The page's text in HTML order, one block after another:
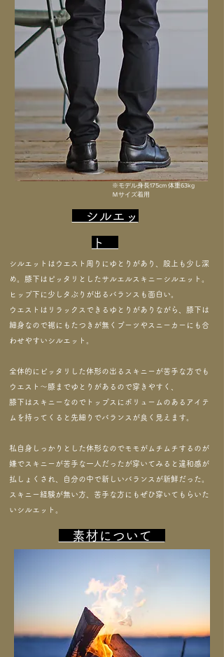
※モデル身長175cm 体重63kg
Ｍサイズ着用​
​ シルエッ
ト
シルエットはウエスト周りにゆとりがあり、股上も少し深
め。膝下はピッタリとしたサルエルスキニーシルエット。
​ヒップ下に少しタぶりが出るバランスも面白い。
ウエストはリラックスできるゆとりがありながら、膝下は
細身なので裾にもたつきが無く ​ブーツやスニーカーにも合
わせやすいシルエット。
全体的にピッタリした体形の出るスキニーが苦手な方でも
ウエスト～膝までゆとりがあるので穿きやすく、
膝下はスキニーなのでトップスにボリュームのあるアイテ
ムを持ってくると 先細りでバランスが良く見えます。
私自身しっかりとした体形なのでモモがムチムチするのが
嫌でスキニーが苦手な一人だったが穿いてみると違和感が
払しょくされ、自分の中で新しいバランスが新鮮だった。
スキニー経験が無い方、苦手な方にもぜひ穿いてもらいた
いシルエット。
素材について